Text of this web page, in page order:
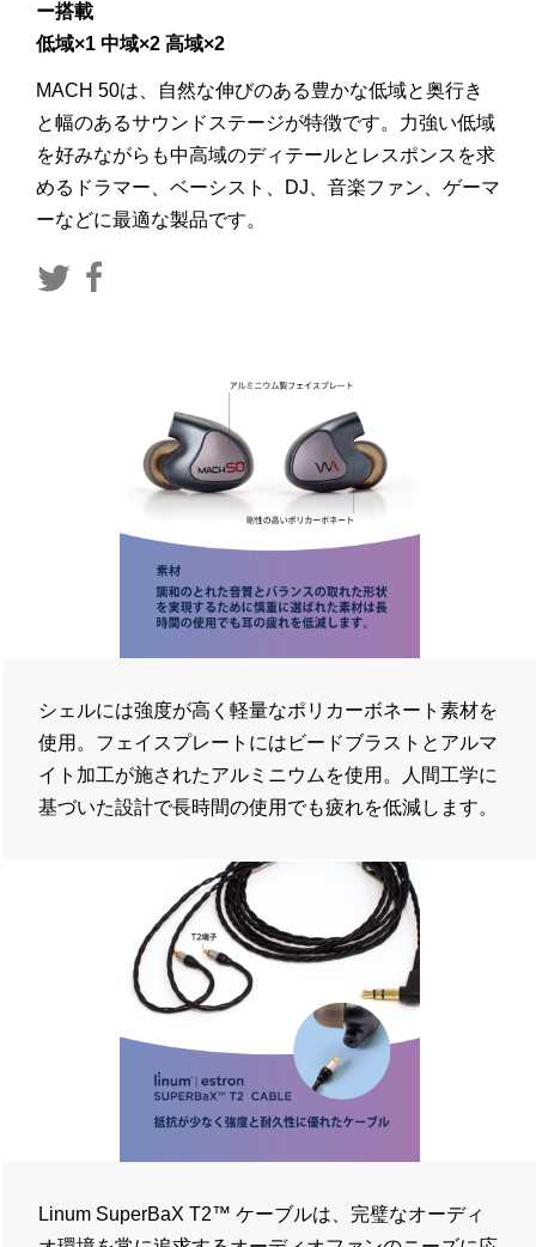
ー搭載
低域×1 中域×2 高域×2
MACH 50は、自然な伸びのある豊かな低域と奥行き
と幅のあるサウンドステージが特徴です。力強い低域
を好みながらも中高域のディテールとレスポンスを求
めるドラマー、ベーシスト、DJ、音楽ファン、ゲーマ
ーなどに最適な製品です。
シェルには強度が高く軽量なポリカーボネート素材を
使用。フェイスプレートにはビードブラストとアルマ
イト加工が施されたアルミニウムを使用。人間工学に
基づいた設計で長時間の使用でも疲れを低減します。
Linum SuperBaX T2™ ケーブルは、完璧なオーディ